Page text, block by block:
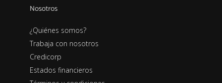
Nosotros
¿Quiénes somos?
Trabaja con nosotros
Credicorp
Estados financieros